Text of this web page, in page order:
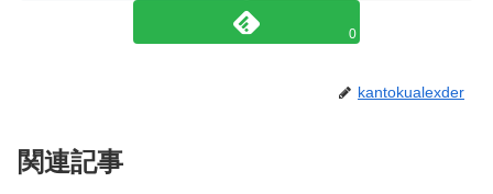
0
kantokualexder
関連記事